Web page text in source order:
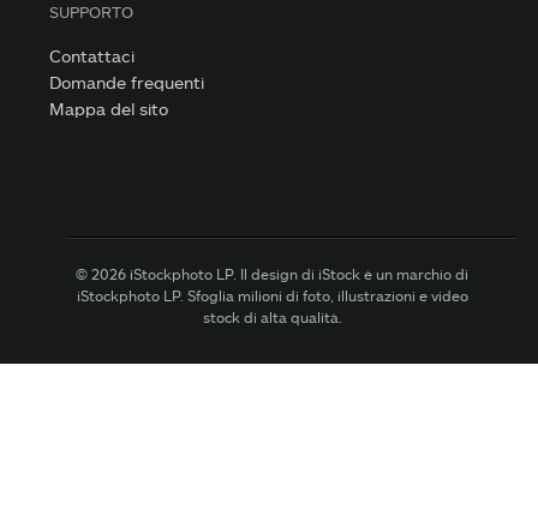
SUPPORTO
Contattaci
Domande frequenti
Mappa del sito
© 2026 iStockphoto LP. Il design di iStock è un marchio di
iStockphoto LP. Sfoglia milioni di foto, illustrazioni e video
stock di alta qualità.